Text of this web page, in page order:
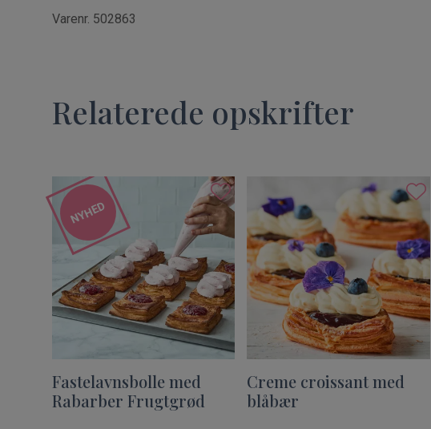
Varenr. 502863
Relaterede opskrifter
NYHED
Fastelavnsbolle med
Rabarber Frugtgrød
Creme croissant med
blåbær